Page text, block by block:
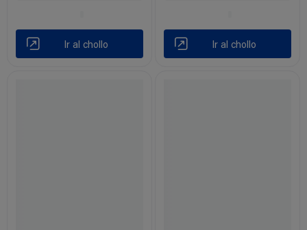
Ir al chollo Ir al chollo